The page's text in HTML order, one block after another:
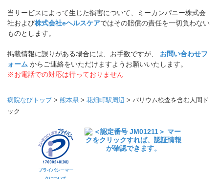
当サービスによって生じた損害について、ミーカンパニー株式会
社および株式会社eヘルスケアではその賠償の責任を一切負わない
ものとします。
掲載情報に誤りがある場合には、お手数ですが、 お問い合わせフ
ォーム からご連絡をいただけますようお願いいたします。
※お電話での対応は行っておりません
病院なびトップ> 熊本県 > 花畑町駅周辺 > バリウム検査を含む人間ド
ック
プライバシーマー